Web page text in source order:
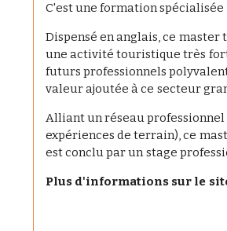
C'est une formation
Dispensé en anglais, ce
une activité touristique très
futurs professionnels
valeur ajoutée à ce secteur
Alliant un réseau
expériences de terrain), ce
est conclu par un stage
Plus d'informations sur le